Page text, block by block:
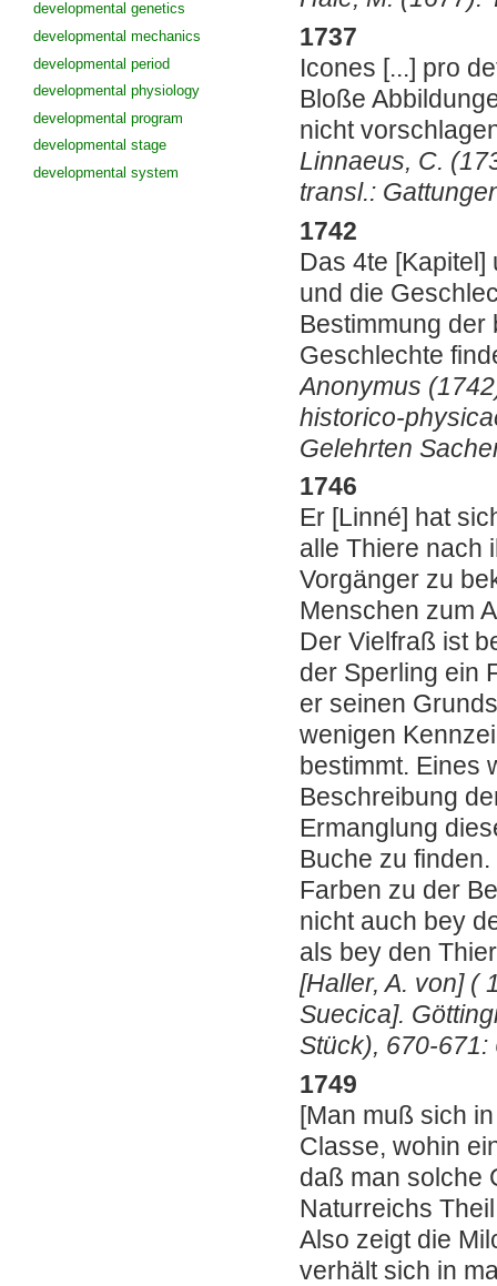
developmental genetics
developmental mechanics
developmental period
developmental physiology
developmental program
developmental stage
developmental system
1737
Icones [...] pro
Bloße
nicht
Linnaeus, C.
transl.:
1742
Das 4te
und die
Bestimmung
Geschlechte
Anonymus
historico-
Gelehrten
1746
Er [Linné] hat
alle Thiere nach
Vorgänger zu
Menschen zum
Der Vielfraß ist
der Sperling ein
er seinen
wenigen
bestimmt. Eines
Beschreibung
Ermanglung
Buche zu
Farben zu der
nicht auch bey
als bey den
[Haller, A. von] (
Suecica].
Stück), 670-671:
1749
[Man muß sich
Classe, wohin
daß man solche
Naturreichs
Also zeigt die
verhält sich in